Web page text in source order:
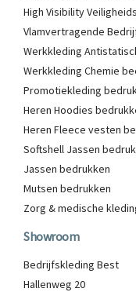
High Visibility
Vlamvertragende
Werkkleding
Werkkleding Chemie
Promotiekleding
Heren Hoodies
Heren Fleece vesten
Softshell Jassen
Jassen bedrukken
Mutsen bedrukken
Zorg & medische
Showroom
Bedrijfskleding Best
Hallenweg 20